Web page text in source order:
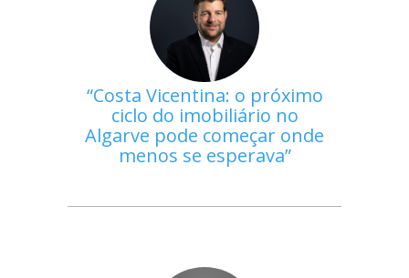
Costa Vicentina: o próximo
ciclo do imobiliário no
Algarve pode começar onde
menos se esperava